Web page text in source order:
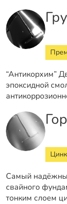
“Антикорхим”
эпоксидной
Цинк
Самый
свайного
тонким слоем